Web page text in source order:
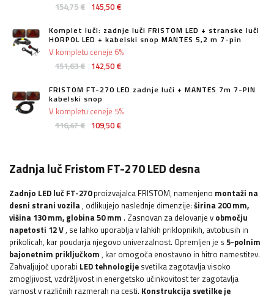
154,75 € 145,50 €
Komplet luči: zadnje luči FRISTOM LED + stranske luči
HORPOL LED + kabelski snop MANTES 5,2 m 7-pin
151,63 € 142,50 €
V kompletu ceneje 6%
FRISTOM FT-270 LED zadnje luči + MANTES 7m 7-PIN
kabelski snop
116,47 € 109,50 €
V kompletu ceneje 5%
Zadnja luč Fristom FT-270 LED desna
Zadnjo LED luč FT-270proizvajalca FRISTOM, namenjeno montaži na
desni strani vozila, odlikujejo naslednje dimenzije: širina 200 mm,
višina 130 mm, globina 50 mm . Zasnovan za delovanje v območju
napetosti 12 V, se lahko uporablja v lahkih priklopnikih, avtobusih in
prikolicah, kar poudarja njegovo univerzalnost. Opremljen je s 5-polnim
bajonetnim priključkom , kar omogoča enostavno in hitro namestitev.
Zahvaljujoč uporabi LED tehnologije svetilka zagotavlja visoko
zmogljivost, vzdržljivost in energetsko učinkovitost ter zagotavlja
varnost v različnih razmerah na cesti. Konstrukcija svetilke je